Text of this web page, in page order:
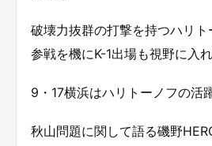
破壊力抜群の打撃を持つハリ
参戦を機にK-1出場も視野に入
9・17横浜はハリトーノフの活
秋山問題に関して語る磯野